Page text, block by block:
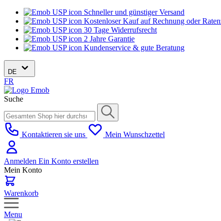
Schneller und günstiger Versand
Kostenloser Kauf auf Rechnung oder
30 Tage Widerrufsrecht
2 Jahre Garantie
Kundenservice & gute Beratung
DE
FR
Suche
Kontaktieren sie uns Mein Wunschzettel
Anmelden Ein Konto erstellen
Mein Konto
Warenkorb
Menu